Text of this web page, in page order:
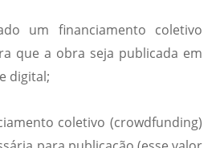
um financiamento coletivo
que a obra seja publicada em
digital;
coletivo (crowdfunding)